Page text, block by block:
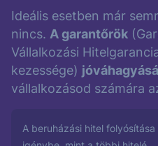
Ideális esetben már
nincs. A garantőrök
Vállalkozási
kezessége)
vállalkozásod számára
A beruházási hitel